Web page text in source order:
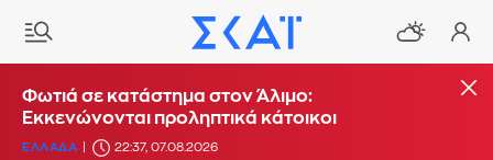
Φωτιά σε κατάστημα στον Άλιμο:
Εκκενώνονται προληπτικά κάτοικοι
ΕΛΛΑΔΑ 22:37, 07.08.2026